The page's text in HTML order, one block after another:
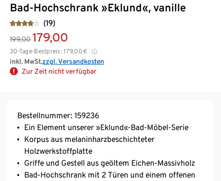
Bad-Hochschrank »Eklund«, vanille
(19)
199,00 179,00
30-Tage-Bestpreis: 179,00 €
inkl. MwSt.zzgl. Versandkosten
Zur Zeit nicht verfügbar
Bestellnummer: 159236
Ein Element unserer »Eklund«-Bad-Möbel-Serie
Korpus aus melaninharzbeschichteter
Holzwerkstoffplatte
Griffe und Gestell aus geöltem Eichen-Massivholz
Bad-Hochschrank mit 2 Türen und einem offenen